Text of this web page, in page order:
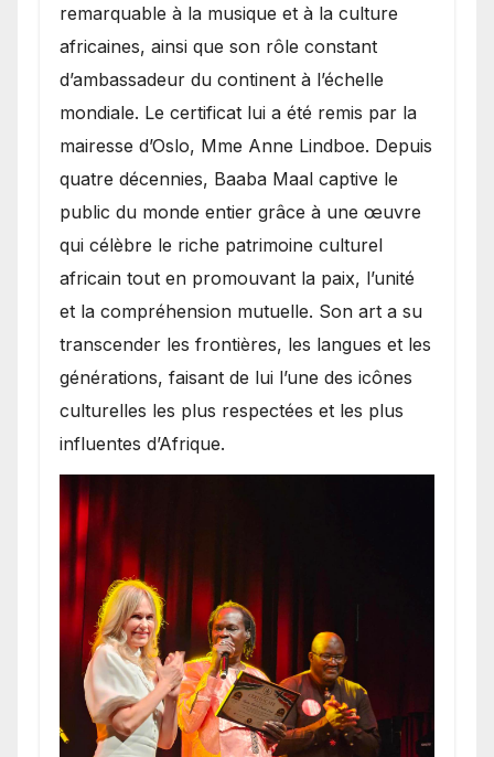
remarquable à la musique et à la culture
africaines, ainsi que son rôle constant
d’ambassadeur du continent à l’échelle
mondiale. Le certificat lui a été remis par la
mairesse d’Oslo, Mme Anne Lindboe. Depuis
quatre décennies, Baaba Maal captive le
public du monde entier grâce à une œuvre
qui célèbre le riche patrimoine culturel
africain tout en promouvant la paix, l’unité
et la compréhension mutuelle. Son art a su
transcender les frontières, les langues et les
générations, faisant de lui l’une des icônes
culturelles les plus respectées et les plus
influentes d’Afrique.